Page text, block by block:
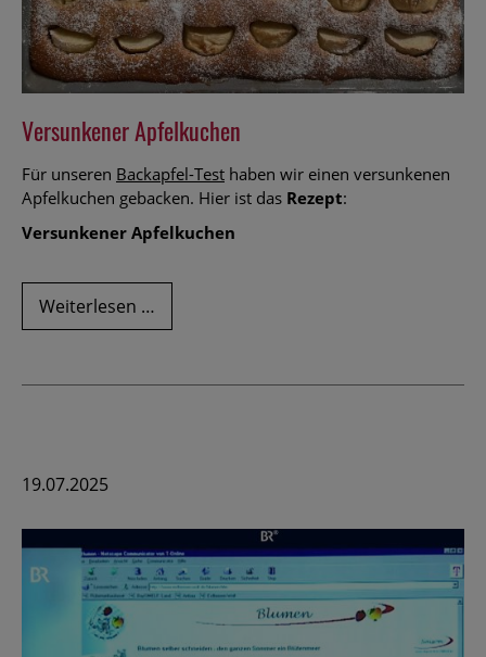
Versunkener Apfelkuchen
Für unseren Backapfel-Test haben wir einen versunkenen
Apfelkuchen gebacken. Hier ist das Rezept:
Versunkener Apfelkuchen
Weiterlesen …
Apfelkuchen
19.07.2025